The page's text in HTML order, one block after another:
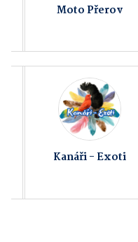
Moto Přerov
Kanáři - Exoti